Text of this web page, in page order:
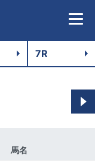
馬名